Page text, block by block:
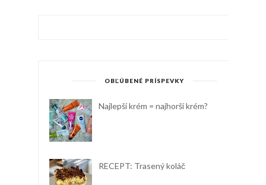
OBĽÚBENÉ PRÍSPEVKY
Najlepší krém = najhorší krém?
RECEPT: Trasený koláč